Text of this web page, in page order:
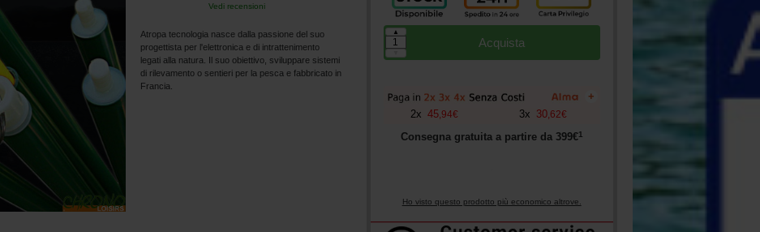
Vedi recensioni
Atropa tecnologia nasce dalla passione del suo
progettista per l'elettronica e di intrattenimento
legati alla natura. Il suo obiettivo, sviluppare sistemi
di rilevamento o sentieri per la pesca e fabbricato in
Francia.
Acquista
▲
+
2x 45 94€ 3x 30, 62€
Consegna gratuita a partire da 399€1
Ho visto questo prodotto più economico altrove.